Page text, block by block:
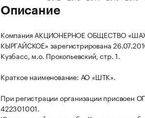
Описание
Компания АКЦИОНЕРНОЕ ОБЩЕСТВО
КЫРГАЙСКОЕ» зарегистрирована
Кузбасс, м.о. Прокопьевский, стр. 1.
Краткое наименование: АО «ШТК».
При регистрации организации
422301001.